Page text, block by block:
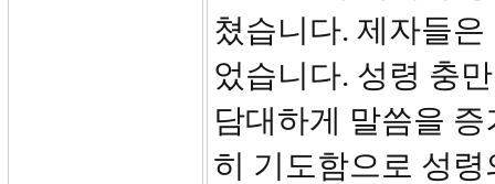
쳤습니다. 제자들
었습니다. 성령 충
담대하게 말씀을
히 기도함으로 성